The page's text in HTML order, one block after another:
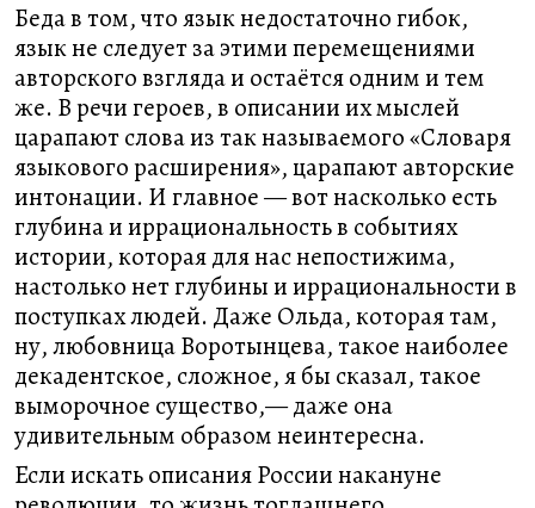
Беда в том, что язык недостаточно гибок,
язык не следует за этими перемещениями
авторского взгляда и остаётся одним и тем
же. В речи героев, в описании их мыслей
царапают слова из так называемого «Словаря
языкового расширения», царапают авторские
интонации. И главное — вот насколько есть
глубина и иррациональность в событиях
истории, которая для нас непостижима,
настолько нет глубины и иррациональности в
поступках людей. Даже Ольда, которая там,
ну, любовница Воротынцева, такое наиболее
декадентское, сложное, я бы сказал, такое
выморочное существо,— даже она
удивительным образом неинтересна.
Если искать описания России накануне